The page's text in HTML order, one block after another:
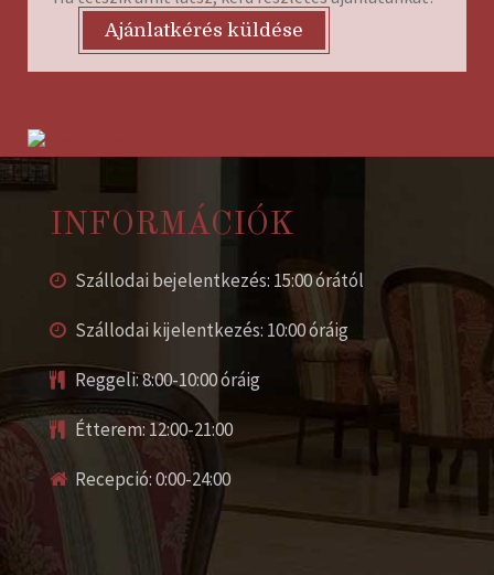
Ajánlatkérés küldése
INFORMÁCIÓK
Szállodai bejelentkezés: 15:00 órától
Szállodai kijelentkezés: 10:00 óráig
Reggeli: 8:00-10:00 óráig
Étterem: 12:00-21:00
Recepció: 0:00-24:00